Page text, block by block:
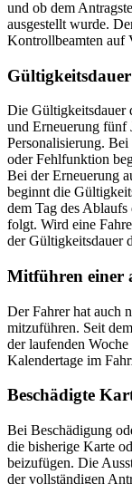
und ob dem
ausgestellt wurde.
Kontrollbeamten auf
Gültigkeitsdauer
Die Gültigkeitsdauer
und Erneuerung fünf
Personalisierung.
oder Fehlfunktion
Bei der Erneuerung
beginnt die
dem Tag des
folgt. Wird eine
der Gültigkeitsdauer
Mitführen einer
Der Fahrer hat auch
mitzuführen. Seit
der laufenden
Kalendertage im
Beschädigte
Bei Beschädigung
die bisherige Karte
beizufügen. Die
der vollständigen